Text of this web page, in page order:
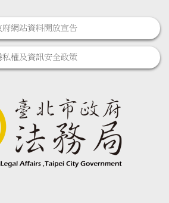
府網站資料開放宣告
私權及資訊安全政策